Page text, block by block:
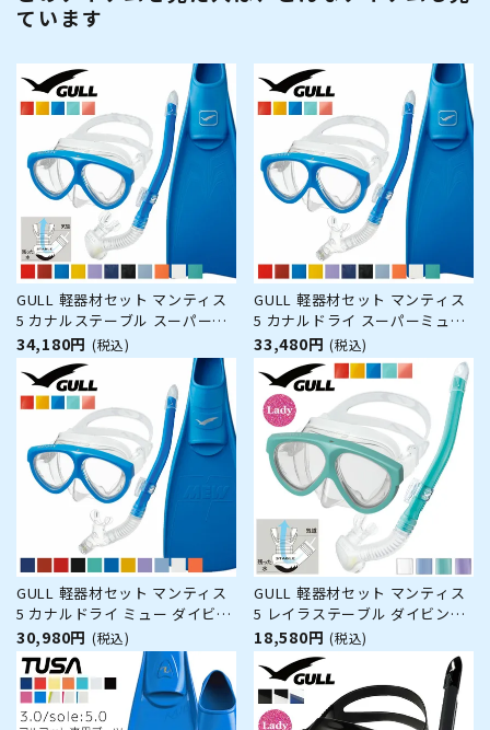
ています
GULL 軽器材セット マンティス
5 カナルステーブル スーパーミ
ュー ダイビング マスク フィン
シュノーケル セット 軽器材 3点
セット ダイビングマスク フルフ
ットフィン スノーケル スキュー
バダイビング 軽器材 セ
34,180円 (税込)
GULL 軽器材セット マンティス
5 カナルドライ スーパーミュー
ダイビング マスク フィン シュ
ノーケル セット 軽器材 3点セッ
ト ダイビングマスク フルフット
フィン スノーケル スキューバダ
イビング 軽器材 セット
33,480円 (税込)
GULL 軽器材セット マンティス
5 カナルドライ ミュー ダイビン
グ マスク フィン シュノーケル
セット 軽器材 3点セット ダイビ
ングマスク フルフットフィン ス
ノーケル スキンダイビング スキ
ューバダイビング 軽器
30,980円 (税込)
GULL 軽器材セット マンティス
5 レイラステーブル ダイビング
マスク と シュノーケル セット
軽器材 2点セット ダイビングマ
スク スノーケル スキンダイビン
グ スキューバダイビング 軽器材
セット 【mantis5-l
18,580円 (税込)